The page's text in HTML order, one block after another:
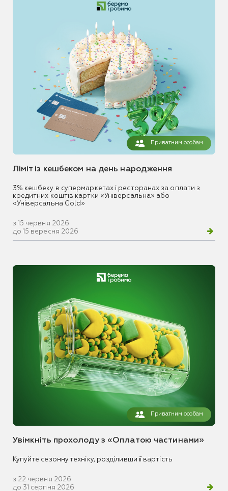
Приватним особам
Ліміт із кешбеком на день народження
3% кешбеку в супермаркетах і ресторанах за оплати з
кредитних коштів картки «Універсальна» або
«Універсальна Gold»
з 15 червня 2026
до 15 вересня 2026
Приватним особам
Увімкніть прохолоду з «Оплатою частинами»
Купуйте сезонну техніку, розділивши її вартість
з 22 червня 2026
до 31 серпня 2026